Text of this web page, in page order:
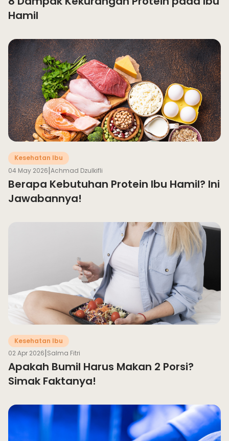
Hamil
Kesehatan Ibu
04 May 2026|Achmad Dzulkifli
Berapa Kebutuhan Protein Ibu Hamil? Ini
Jawabannya!
Kesehatan Ibu
02 Apr 2026|Salma Fitri
Apakah Bumil Harus Makan 2 Porsi?
Simak Faktanya!